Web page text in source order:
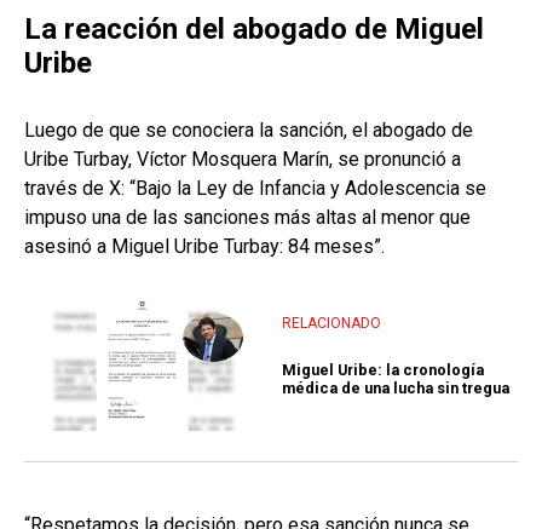
La reacción del abogado de Miguel
Uribe
Luego de que se conociera la sanción, el abogado de
Uribe Turbay, Víctor Mosquera Marín, se pronunció a
través de X: “Bajo la Ley de Infancia y Adolescencia se
impuso una de las sanciones más altas al menor que
asesinó a Miguel Uribe Turbay: 84 meses”.
RELACIONADO
Miguel Uribe: la cronología
médica de una lucha sin tregua